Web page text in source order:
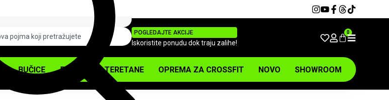
POGLEDAJTE AKCIJE
Iskoristite ponudu dok traju zalihe!
0
BUČICE PODOVI ZA TERETANE OPREMA ZA CROSSFIT NOVO SHOWROOM